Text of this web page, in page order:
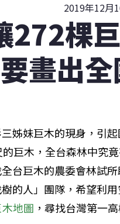
2019年12月
272棵
畫出
姊妹巨木的現身，引
的巨木，全台森林中究
台巨木的農委會林試
的人」團隊，希望利
地圖 ，尋找台灣第一高